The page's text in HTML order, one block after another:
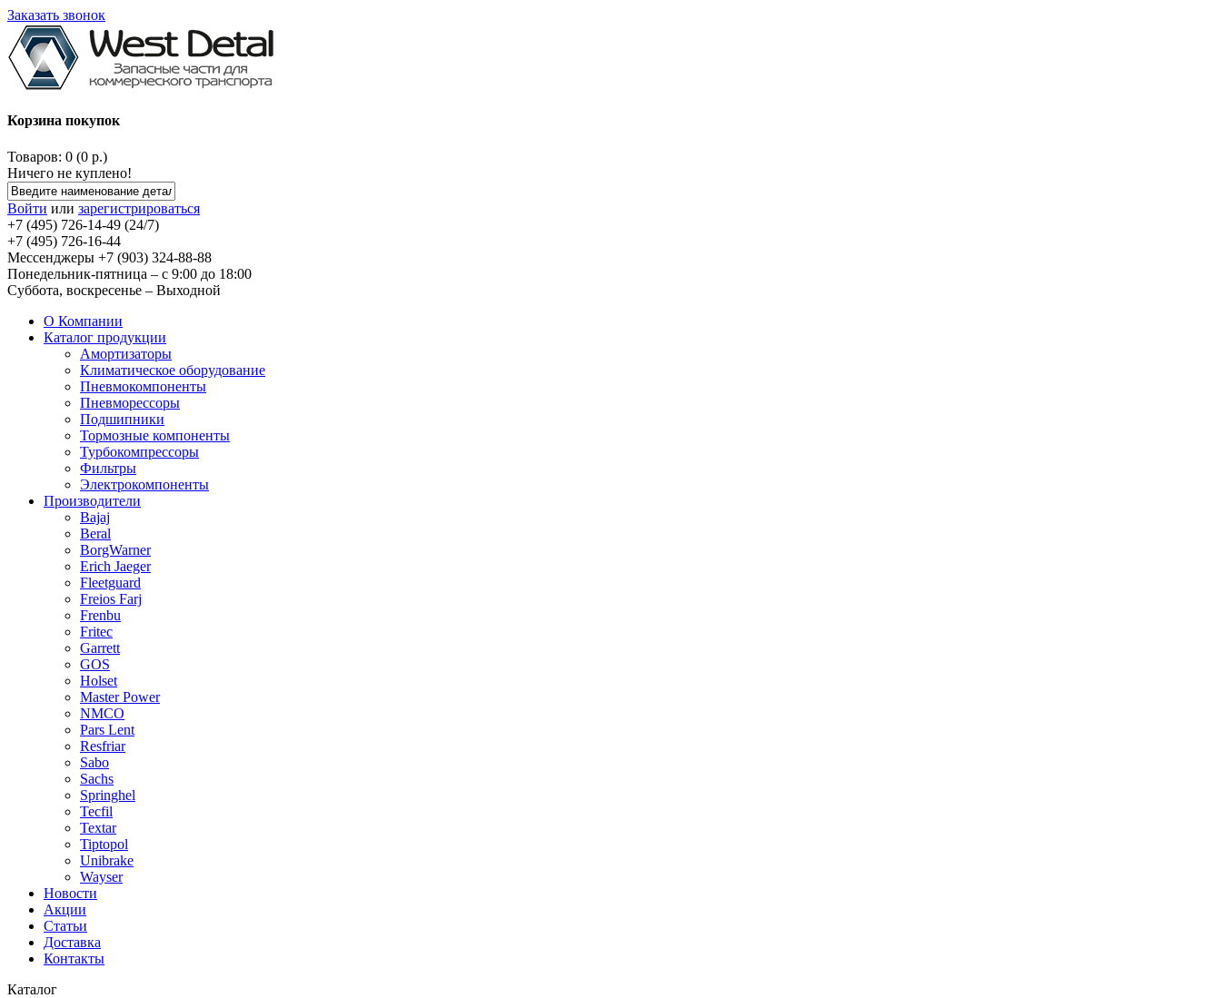
Заказать звонок
Корзина покупок
Товаров: 0 (0 р.)
Ничего не куплено!
Войти или зарегистрироваться
+7 (495) 726-14-49 (24/7)
+7 (495) 726-16-44
Мессенджеры +7 (903) 324-88-88
Понедельник-пятница – с 9:00 до 18:00
Суббота, воскресенье – Выходной
О Компании
Каталог продукции
Амортизаторы
Климатическое оборудование
Пневмокомпоненты
Пневморессоры
Подшипники
Тормозные компоненты
Турбокомпрессоры
Фильтры
Электрокомпоненты
Производители
Bajaj
Beral
BorgWarner
Erich Jaeger
Fleetguard
Freios Farj
Frenbu
Fritec
Garrett
GOS
Holset
Master Power
NMCO
Pars Lent
Resfriar
Sabo
Sachs
Springhel
Tecfil
Textar
Tiptopol
Unibrake
Wayser
Новости
Акции
Статьи
Доставка
Контакты
Каталог